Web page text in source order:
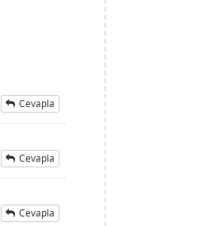
Cevapla
Cevapla
Cevapla